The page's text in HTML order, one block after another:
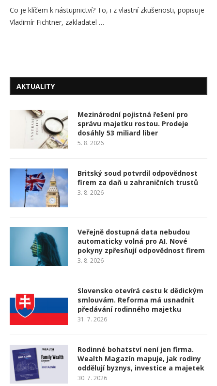
Co je klíčem k nástupnictví? To, i z vlastní zkušenosti, popisuje
Vladimír Fichtner, zakladatel …
AKTUALITY
Mezinárodní pojistná řešení pro
správu majetku rostou. Prodeje
dosáhly 53 miliard liber
5. 8. 2026
Britský soud potvrdil odpovědnost
firem za daň u zahraničních trustů
3. 8. 2026
Veřejně dostupná data nebudou
automaticky volná pro AI. Nové
pokyny zpřesňují odpovědnost firem
3. 8. 2026
Slovensko otevírá cestu k dědickým
smlouvám. Reforma má usnadnit
předávání rodinného majetku
31. 7. 2026
Rodinné bohatství není jen firma.
Wealth Magazín mapuje, jak rodiny
oddělují byznys, investice a majetek
30. 7. 2026